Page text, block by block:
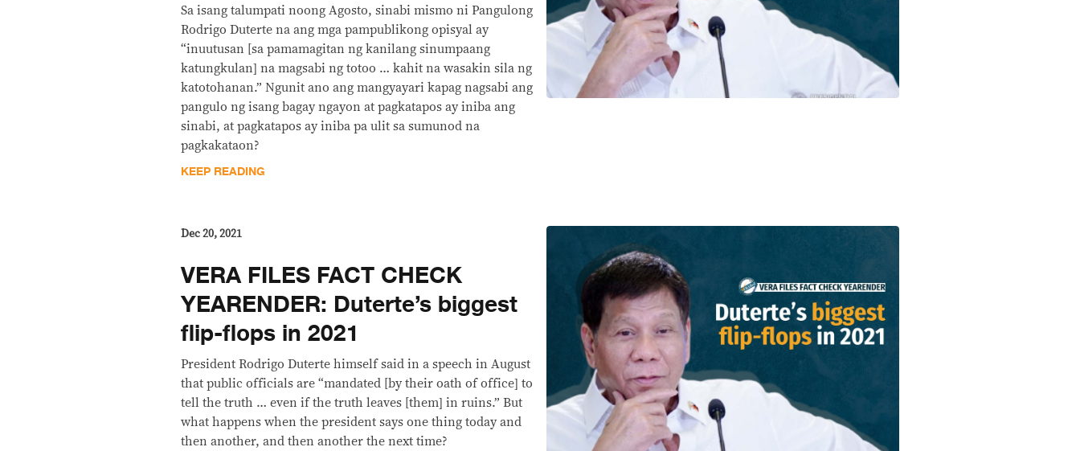
Sa isang talumpati noong Agosto, sinabi mismo ni Pangulong
Rodrigo Duterte na ang mga pampublikong opisyal ay
“inuutusan [sa pamamagitan ng kanilang sinumpaang
katungkulan] na magsabi ng totoo … kahit na wasakin sila ng
katotohanan.” Ngunit ano ang mangyayari kapag nagsabi ang
pangulo ng isang bagay ngayon at pagkatapos ay iniba ang
sinabi, at pagkatapos ay iniba pa ulit sa sumunod na
pagkakataon?
KEEP READING
Dec 20, 2021
VERA FILES FACT CHECK
YEARENDER: Duterte’s biggest
flip-flops in 2021
President Rodrigo Duterte himself said in a speech in August
that public officials are “mandated [by their oath of office] to
tell the truth … even if the truth leaves [them] in ruins.” But
what happens when the president says one thing today and
then another, and then another the next time?